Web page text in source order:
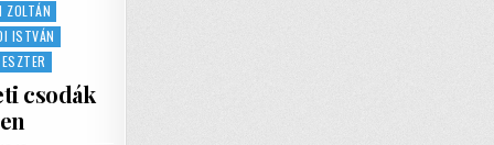
ZOLTÁN
ISTVÁN
csodák